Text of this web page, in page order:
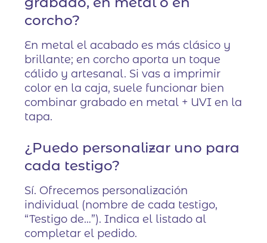
corcho?
En metal el acabado es más clásico y
brillante; en corcho aporta un toque
cálido y artesanal. Si vas a imprimir
color en la caja, suele funcionar bien
combinar grabado en metal + UVI en la
tapa.
¿Puedo personalizar uno para
cada testigo?
Sí. Ofrecemos personalización
individual (nombre de cada testigo,
“Testigo de…”). Indica el listado al
completar el pedido.